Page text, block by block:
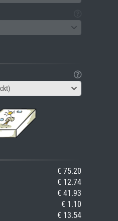
€ 75.20
€ 12.74
€ 41.93
€ 1.10
€ 13.54